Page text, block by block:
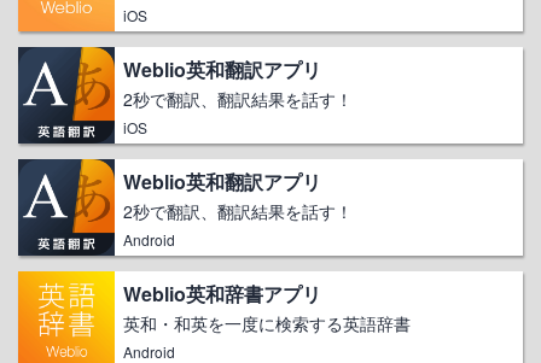
iOS
Weblio英和翻訳アプリ
2秒で翻訳、翻訳結果を話す！
iOS
Weblio英和翻訳アプリ
2秒で翻訳、翻訳結果を話す！
Android
Weblio英和辞書アプリ
英和・和英を一度に検索する英語辞書
Android